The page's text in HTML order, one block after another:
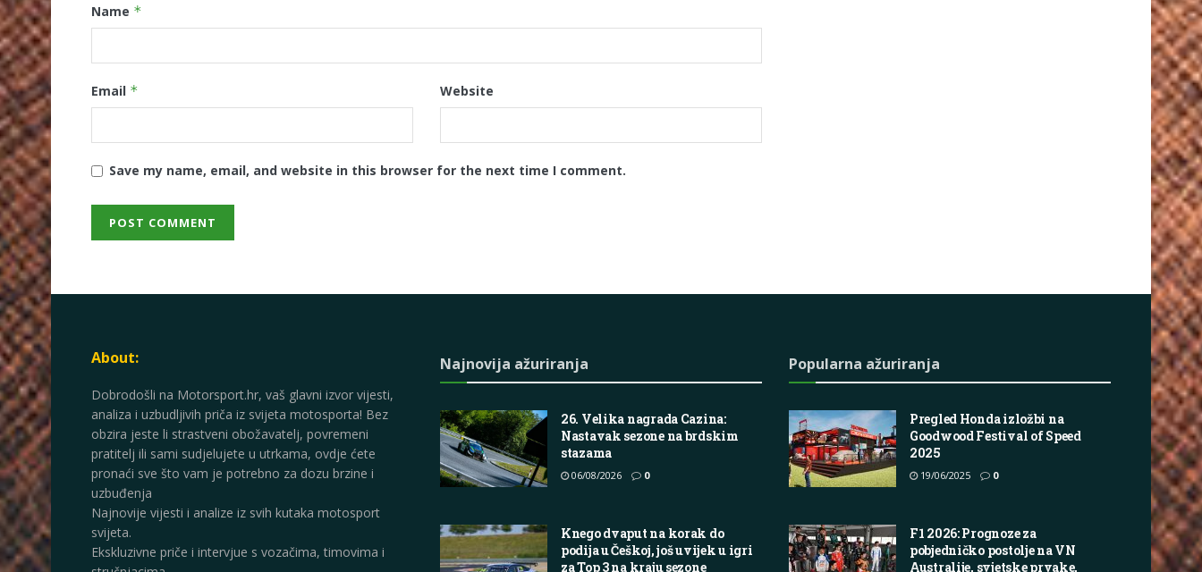
Name *
Email * Website
Save my name, email, and website in this browser for the next time I comment.
About:
Dobrodošli na Motorsport.hr, vaš glavni izvor vijesti,
analiza i uzbudljivih priča iz svijeta motosporta! Bez
obzira jeste li strastveni obožavatelj, povremeni
pratitelj ili sami sudjelujete u utrkama, ovdje ćete
pronaći sve što vam je potrebno za dozu brzine i
uzbuđenja
Najnovije vijesti i analize iz svih kutaka motosport
svijeta.
Ekskluzivne priče i intervjue s vozačima, timovima i
Najnovija ažuriranja
26. Velika nagrada Cazina:
Nastavak sezone na brdskim
stazama
06/08/2026 0
Knego dvaput na korak do
podija u Češkoj, još uvijek u igri
za Top 3 na kraju sezone
Popularna ažuriranja
Pregled Honda izložbi na
Goodwood Festival of Speed
2025
19/06/2025 0
F1 2026: Prognoze za
pobjedničko postolje na VN
Australije, svjetske prvake,